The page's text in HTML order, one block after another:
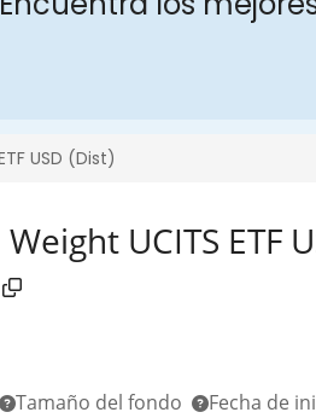
UCITS ETF
Tamaño del fondo
Fecha de